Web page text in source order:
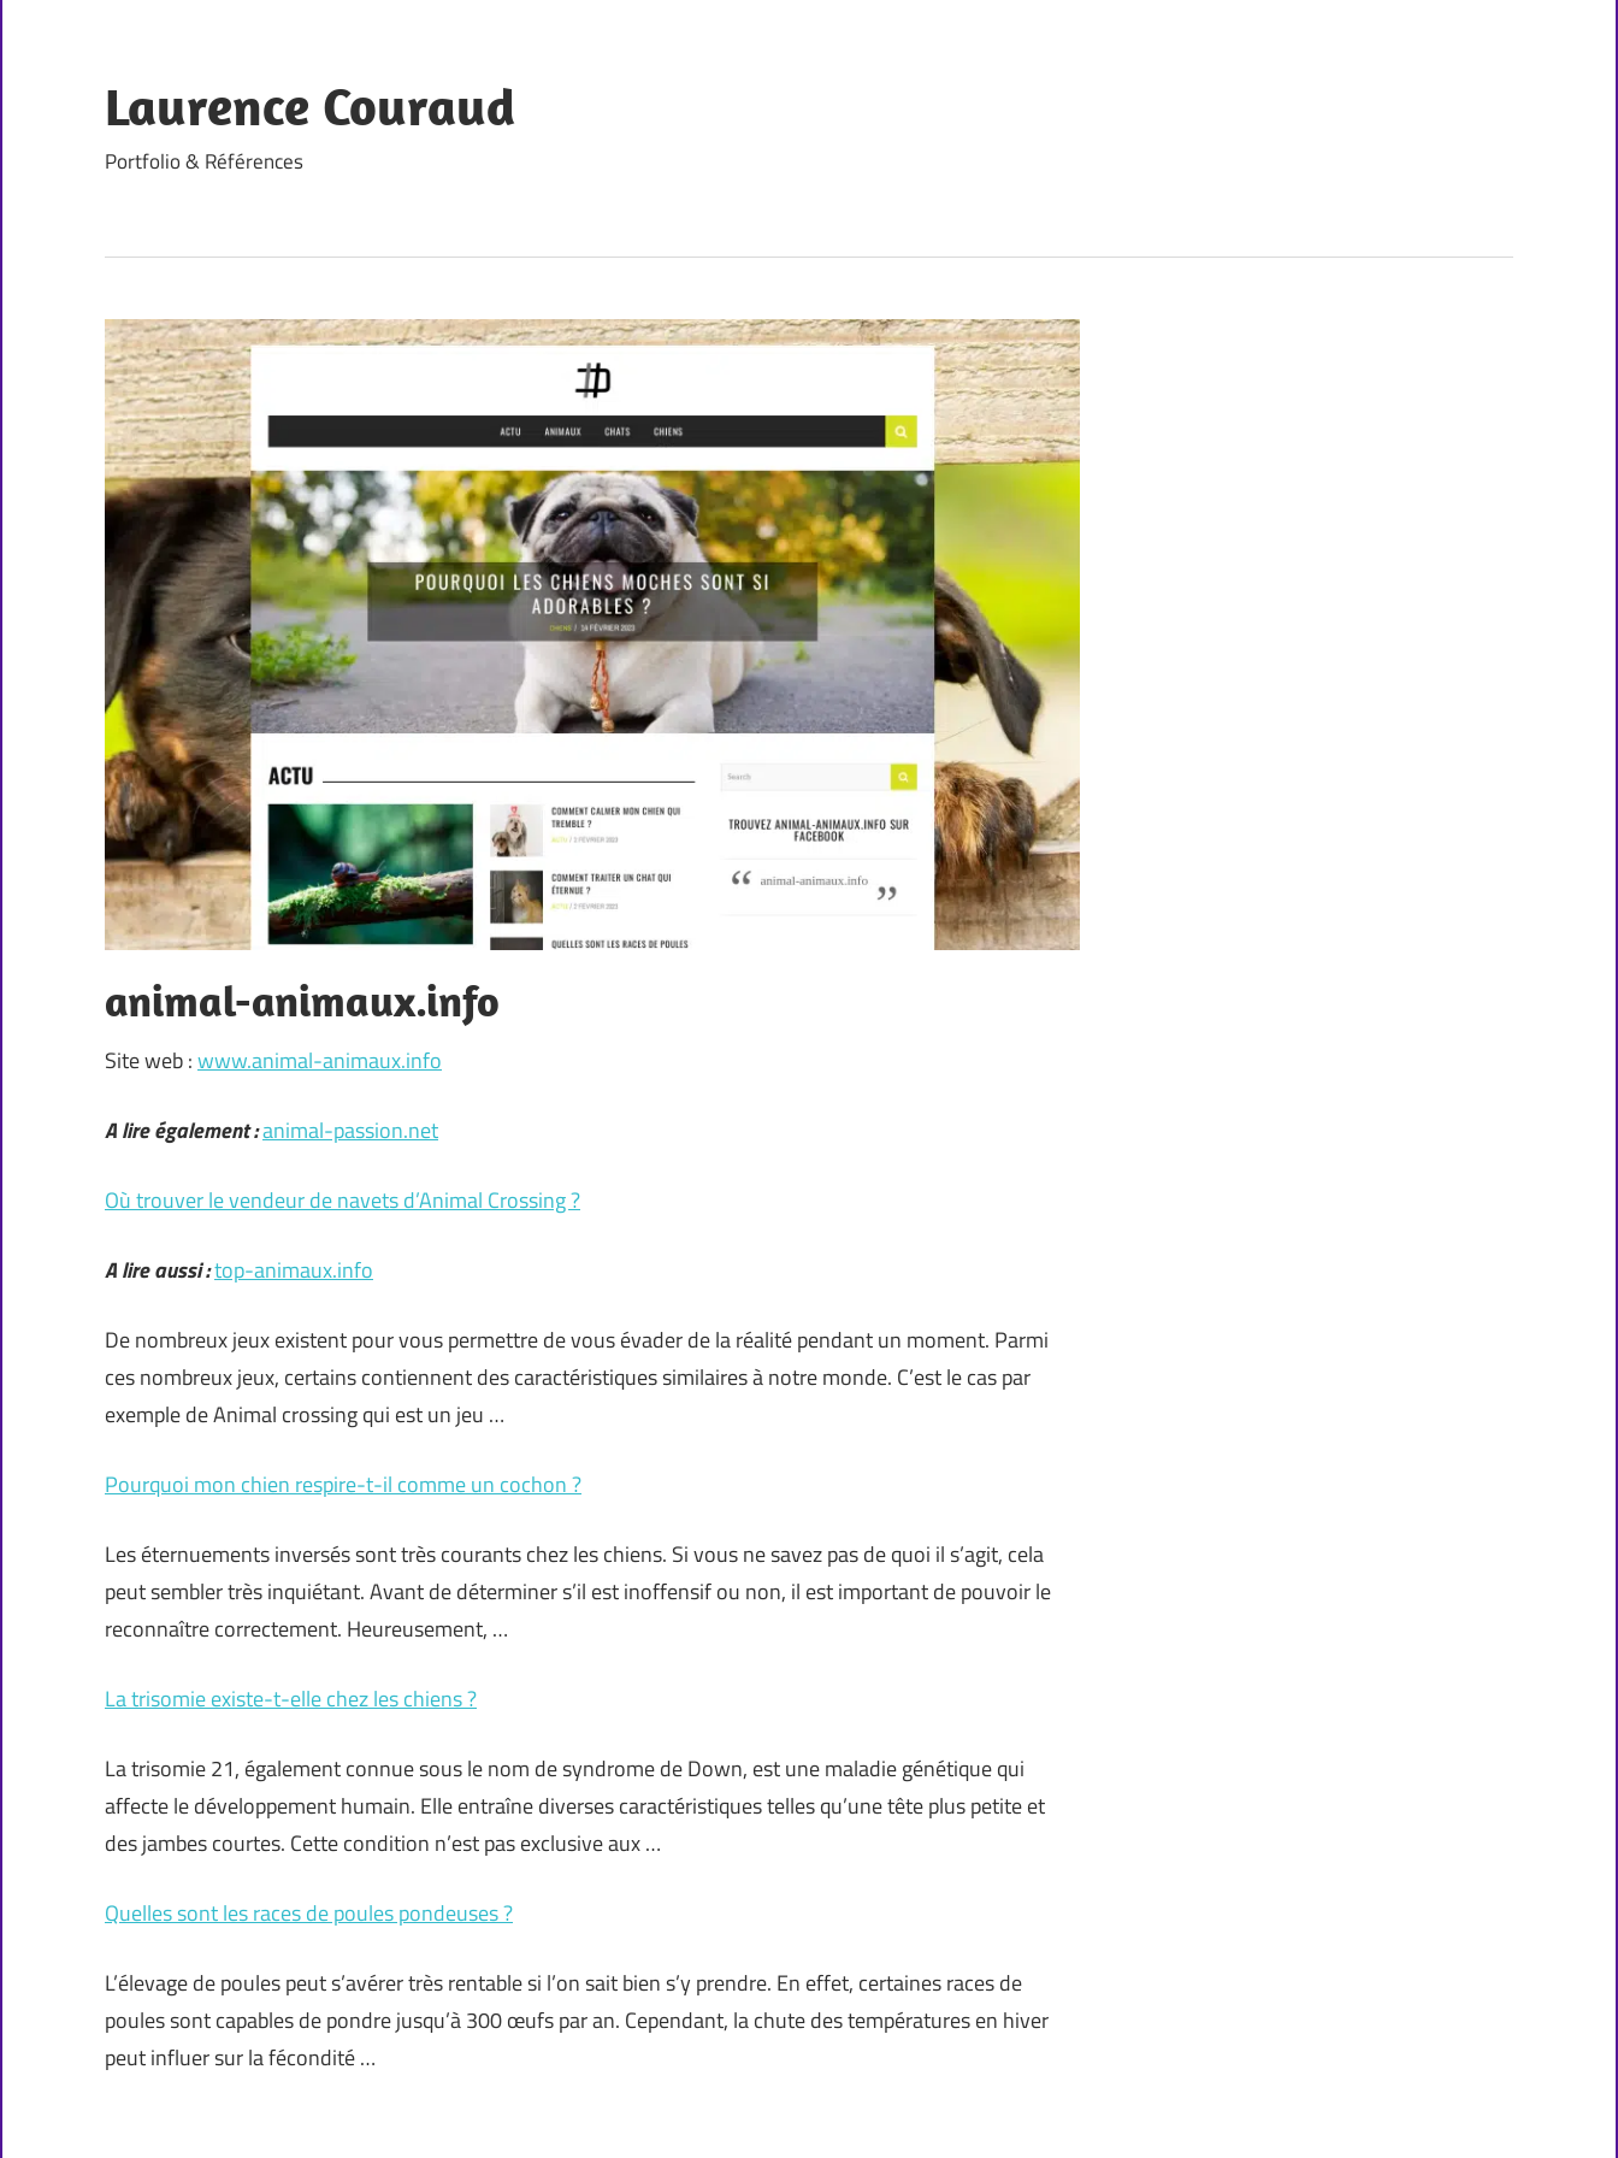
content
Laurence Couraud
Portfolio & Références
animal-animaux.info
Site web :www.animal-animaux.info
A lire également :animal-passion.net
Où trouver le vendeur de navets d’Animal Crossing ?
A lire aussi :top-animaux.info
De nombreux jeux existent pour vous permettre de vous évader de la réalité pendant un moment. Parmi
ces nombreux jeux, certains contiennent des caractéristiques similaires à notre monde. C’est le cas par
exemple de Animal crossing qui est un jeu …
Pourquoi mon chien respire-t-il comme un cochon ?
Les éternuements inversés sont très courants chez les chiens. Si vous ne savez pas de quoi il s’agit, cela
peut sembler très inquiétant. Avant de déterminer s’il est inoffensif ou non, il est important de pouvoir le
reconnaître correctement. Heureusement, …
La trisomie existe-t-elle chez les chiens ?
La trisomie 21, également connue sous le nom de syndrome de Down, est une maladie génétique qui
affecte le développement humain. Elle entraîne diverses caractéristiques telles qu’une tête plus petite et
des jambes courtes. Cette condition n’est pas exclusive aux …
Quelles sont les races de poules pondeuses ?
L’élevage de poules peut s’avérer très rentable si l’on sait bien s’y prendre. En effet, certaines races de
poules sont capables de pondre jusqu’à 300 œufs par an. Cependant, la chute des températures en hiver
peut influer sur la fécondité …